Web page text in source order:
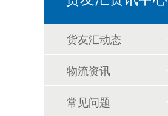
货友汇动态
物流资讯
常见问题